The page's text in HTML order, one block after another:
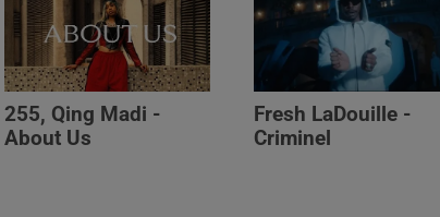
255, Qing Madi -
About Us
Fresh LaDouille -
Criminel